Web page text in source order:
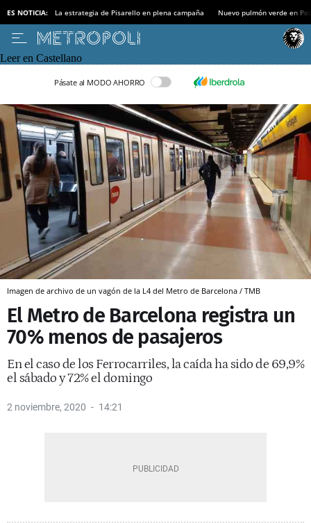
ES NOTICIA: La estrategia de Pisarello en plena campaña Nuevo pulmón verde en
Leer en Castellano
Pásate al MODO AHORRO
Imagen de archivo de un vagón de la L4 del Metro de Barcelona / TMB
El Metro de Barcelona registra un
70% menos de pasajeros
En el caso de los Ferrocarriles, la caída ha sido de 69,9%
el sábado y 72% el domingo
2 noviembre, 2020 14:21